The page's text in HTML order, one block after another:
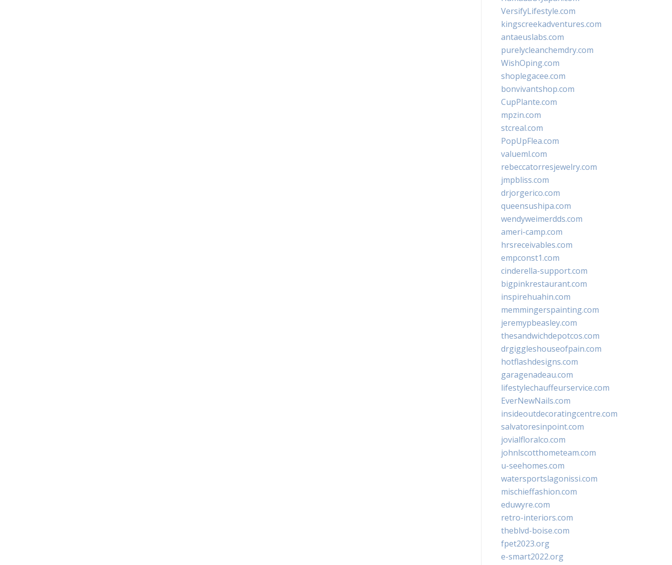
VersifyLifestyle.com
kingscreekadventures.com
antaeuslabs.com
purelycleanchemdry.com
WishOping.com
shoplegacee.com
bonvivantshop.com
CupPlante.com
mpzin.com
stcreal.com
PopUpFlea.com
valueml.com
rebeccatorresjewelry.com
jmpbliss.com
drjorgerico.com
queensushipa.com
wendyweimerdds.com
ameri-camp.com
hrsreceivables.com
empconst1.com
cinderella-support.com
bigpinkrestaurant.com
inspirehuahin.com
memmingerspainting.com
jeremypbeasley.com
thesandwichdepotcos.com
drgiggleshouseofpain.com
hotflashdesigns.com
garagenadeau.com
lifestylechauffeurservice.com
EverNewNails.com
insideoutdecoratingcentre.com
salvatoresinpoint.com
jovialfloralco.com
johnlscotthometeam.com
u-seehomes.com
watersportslagonissi.com
mischieffashion.com
eduwyre.com
retro-interiors.com
theblvd-boise.com
fpet2023.org
e-smart2022.org